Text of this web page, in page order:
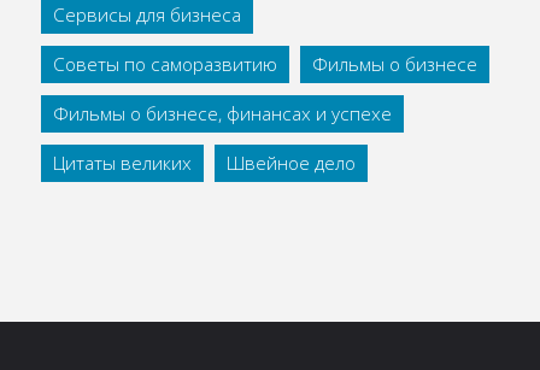
Сервисы для бизнеса
Советы по саморазвитию
Фильмы о бизнесе
Фильмы о бизнесе, финансах и успехе
Цитаты великих
Швейное дело